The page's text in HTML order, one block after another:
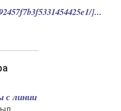
]...
с линии